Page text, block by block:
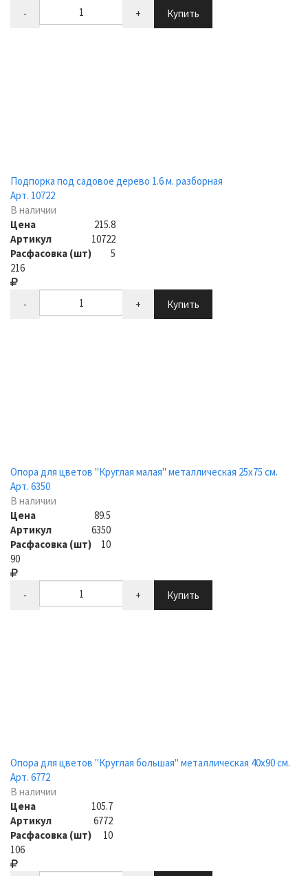
- + Купить
Подпорка под садовое дерево 1.6 м. разборная
Арт. 10722
В наличии
Цена
215.8
Артикул
10722
Расфасовка (шт)
5
216
- + Купить
Опора для цветов "Круглая малая" металлическая 25х75 см.
Арт. 6350
В наличии
Цена
89.5
Артикул
6350
Расфасовка (шт)
10
90
- + Купить
Опора для цветов "Круглая большая" металлическая 40х90 см.
Арт. 6772
В наличии
Цена
105.7
Артикул
6772
Расфасовка (шт)
10
106